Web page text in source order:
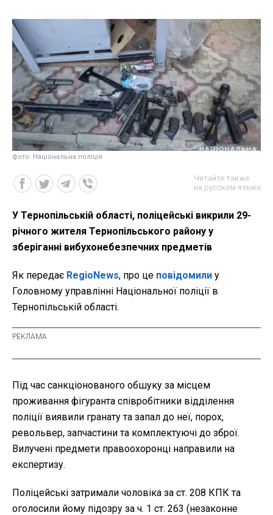
фото: Національна поліція
Читайте также
на русском языке
У Тернопільській області, поліцейські викрили 29-
річного жителя Тернопільського району у
зберіганні вибухонебезпечних предметів
Як передає RegioNews, про це повідомили у
Головному управлінні Національної поліції в
Тернопільській області.
Під час санкціонованого обшуку за місцем
проживання фігуранта співробітники відділення
поліції виявили гранату та запал до неї, порох,
револьвер, запчастини та комплектуючі до зброї.
Вилучені предмети правоохоронці направили на
експертизу.
Поліцейські затримали чоловіка за ст. 208 КПК та
оголосили йому підозру за ч. 1 ст. 263 (незаконне